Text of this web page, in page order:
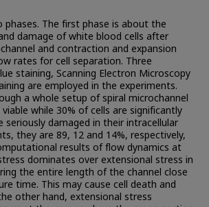
The first phase is about the
damage of white blood cells after
and contraction and expansion
rates for cell separation. Three
staining, Scanning Electron Microscopy
are employed in the experiments.
a whole setup of spiral microchannel
while 30% of cells are significantly
seriously damaged in their intracellular
they are 89, 12 and 14%, respectively,
results of flow dynamics at
dominates over extensional stress in
the entire length of the channel close
time. This may cause cell death and
other hand, extensional stress